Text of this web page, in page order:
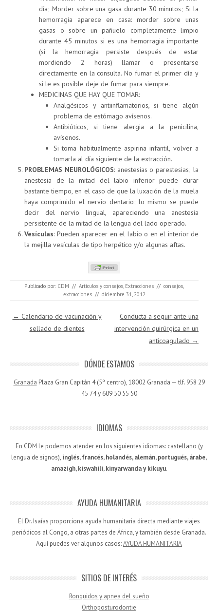
día; Morder sobre una gasa durante 30 minutos; Si la
hemorragia aparece en casa: morder sobre unas
gasas o sobre un pañuelo completamente limpio
durante 45 minutos si es una hemorragia importante
(si la hemorragia persiste después de estar
mordiendo 2 horas) llamar o presentarse
directamente en la consulta. No fumar el primer día y
si le es posible deje de fumar para siempre.
MEDICINAS QUE HAY QUE TOMAR:
Analgésicos y antiinflamatorios, si tiene algún
problema de estómago avísenos.
Antibióticos, si tiene alergia a la penicilina,
avísenos.
Si toma habitualmente aspirina infantil, volver a
tomarla al día siguiente de la extracción.
PROBLEMAS NEUROLÓGICOS: anestesias o parestesias; la
anestesia de la mitad del labio inferior puede durar
bastante tiempo, en el caso de que la luxación de la muela
haya comprimido el nervio dentario; lo mismo se puede
decir del nervio lingual, apareciendo una anestesia
persistente de la mitad de la lengua del lado operado.
Vesículas: Pueden aparecer en el labio o en el interior de
la mejilla vesículas de tipo herpético y/o algunas aftas.
Publicado por: CDM // Artículos y consejos, Extracciones // consejos,
extracciones // diciembre 31, 2012
Navegación de entradas
← Calendario de vacunación y
sellado de dientes
Conducta a seguir ante una
intervención quirúrgica en un
anticoagulado →
DÓNDE ESTAMOS
Granada Plaza Gran Capitán 4 (5º centro), 18002 Granada — tlf. 958 29
45 74 y 609 50 55 50
IDIOMAS
En CDM le podemos atender en los siguientes idiomas: castellano (y
lengua de signos), inglés, francés, holandés, alemán, portugués, árabe,
amazigh, kiswahili, kinyarwanda y kikuyu.
AYUDA HUMANITARIA
El Dr. Isaías proporciona ayuda humanitaria directa mediante viajes
periódicos al Congo, a otras partes de África, y también desde Granada.
Aquí puedes ver algunos casos:AYUDA HUMANITARIA
SITIOS DE INTERÉS
Ronquidos y apnea del sueño
Orthoposturodontie